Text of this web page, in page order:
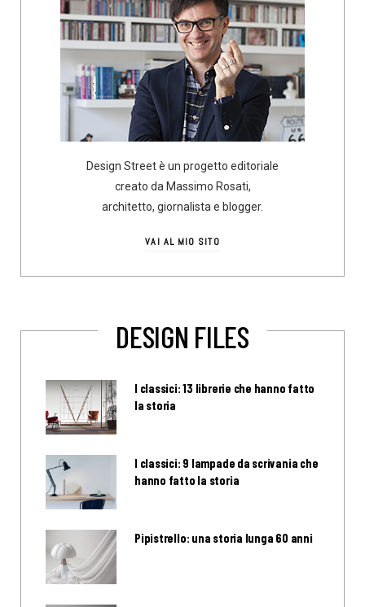
Design Street è un progetto editoriale
creato da Massimo Rosati,
architetto, giornalista e blogger.
VAI AL MIO SITO
DESIGN FILES
I classici: 13 librerie che hanno fatto
la storia
I classici: 9 lampade da scrivania che
hanno fatto la storia
Pipistrello: una storia lunga 60 anni